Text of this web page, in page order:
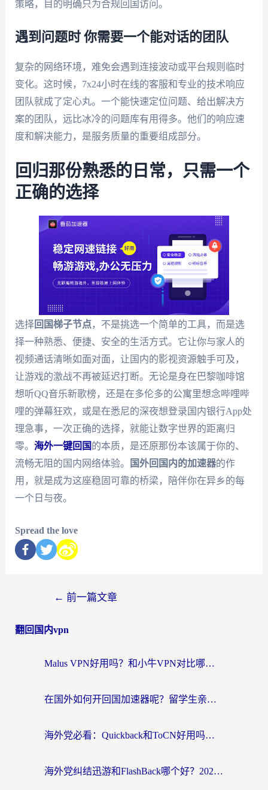
策略，目的明确只为合规回国访问。
遇到问题时 你需要一个能对话的团队
复杂的网络环境，难免会遇到连接波动或平台规则临时
变化。这时候，7x24小时在线的客服和专业的技术响应
团队就成了定心丸。一个能快速定位问题、给出解决方
案的团队，远比冰冷的问题库有用得多。他们的响应速
度和解决能力，是服务质量的重要组成部分。
回归那份熟悉的日常，只需一个
正确的选择
选择回国梯子节点，不是挑选一个简单的工具，而是选
择一种熟悉、便捷、安全的生活方式。它让你与家人的
视频通话清晰如面对面，让国内的影视资源触手可及，
让游戏的激战不再被延迟打断。无论是身在巴黎咖啡馆
想听QQ音乐新歌榜，还是在多伦多的公寓里想念哔哩哔
哩的弹幕狂欢，或是在悉尼的深夜想登录国内银行App处
理急事，一次正确的选择，就能让数字世界的距离归
零。 海外一键回国 的本质，是还原那份本该属于你的、
流畅无阻的国内网络体验。
国外回国内的加速器的作
用，就是成为这座稳固可靠的桥梁，陪伴你在异乡的每
一个日与夜。
Spread the love
← 前一篇文章
翻回国内vpn
Malus VPN好用吗？和小牛VPN对比哪个回国效果更好？海外党亲测实用指南
在国外如何开回国加速器呢？留学生亲测的无缝访问国内资源指南
海外党必看：Quickback和ToCN好用吗？3分钟选对回国加速器的实用指南
海外党纠结迅游和FlashBack哪个好？2026实用指南教你选对回国加速器